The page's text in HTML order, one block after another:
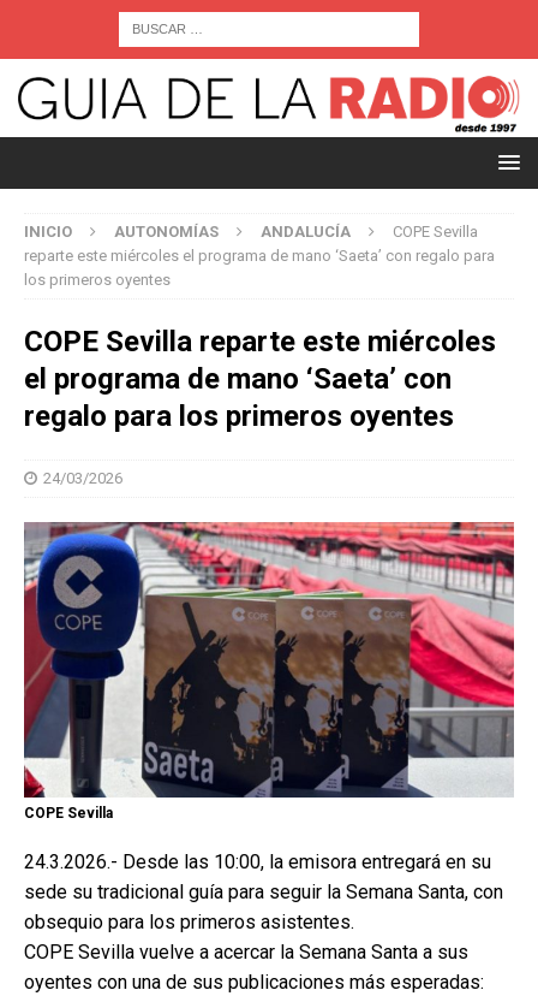
INICIO AUTONOMÍAS ANDALUCÍA
COPE Sevilla
reparte este miércoles el programa de mano ‘Saeta’ con regalo para
los primeros oyentes
COPE Sevilla reparte este miércoles
el programa de mano ‘Saeta’ con
regalo para los primeros oyentes
24/03/2026
COPE Sevilla
24.3.2026.- Desde las 10:00, la emisora entregará en su
sede su tradicional guía para seguir la Semana Santa, con
obsequio para los primeros asistentes.
COPE Sevilla vuelve a acercar la Semana Santa a sus
oyentes con una de sus publicaciones más esperadas: